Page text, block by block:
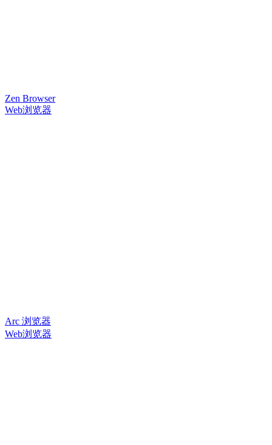
Zen Browser
Web浏览器
Arc 浏览器
Web浏览器